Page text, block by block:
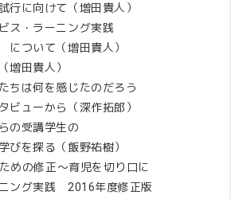
（増田貴人）
ス・ラーニング実践
田貴人）
増田貴人）
ちは何を感じたのだろう
ら（深作拓郎）
の受講学生の
る（飯野祐樹）
めの修正～育児を切り口に
ング実践 2016年度修正版